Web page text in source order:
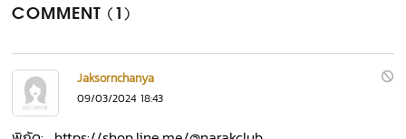
COMMENT (1)
Jaksornchanya
09/03/2024 18:43